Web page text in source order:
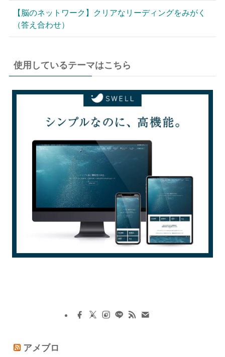
【脳のネットワーク】クリアなリーディングをみがく
（答え合わせ）
使用しているテーマはこちら
アメブロ